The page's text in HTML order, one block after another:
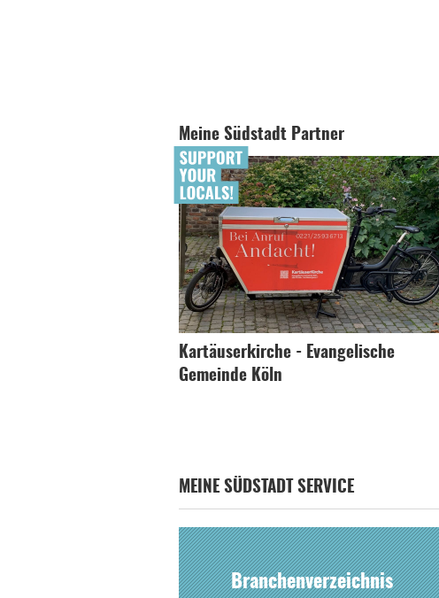
Meine Südstadt Partner
Kartäuserkirche - Evangelische
Gemeinde Köln
MEINE SÜDSTADT SERVICE
Branchenverzeichnis